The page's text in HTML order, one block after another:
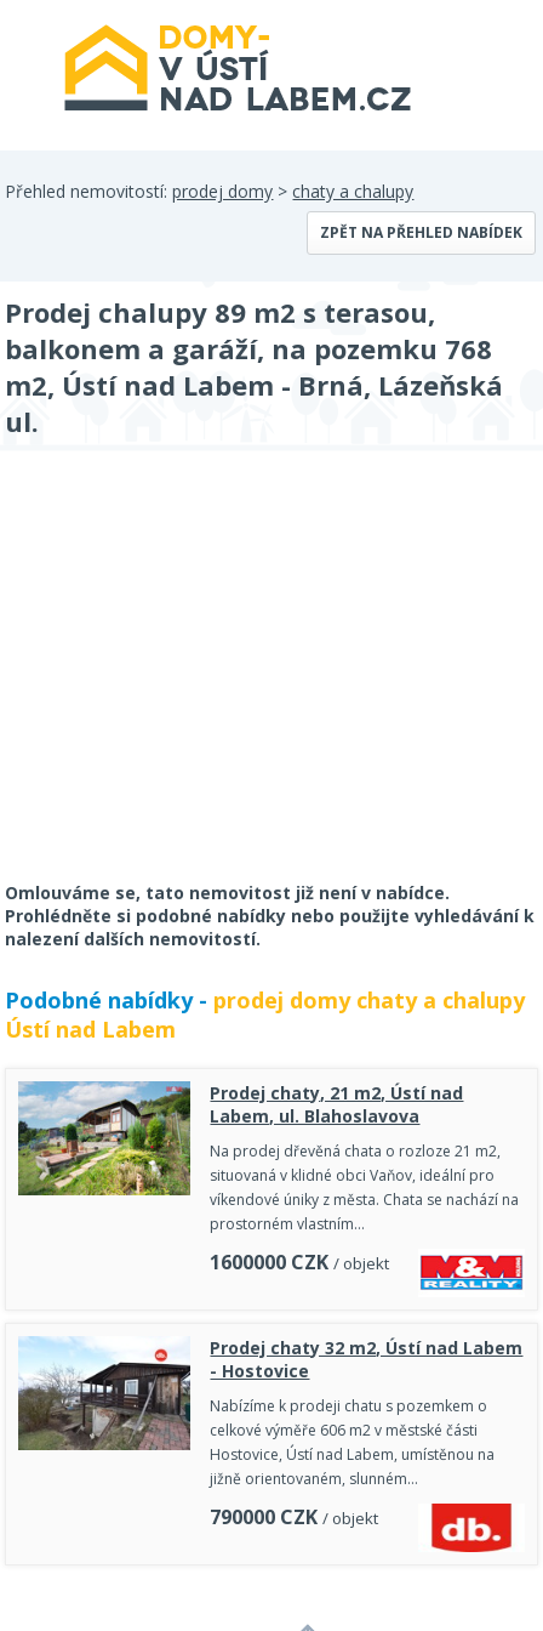
Přehled nemovitostí:prodej domy >chaty a chalupy
ZPĚT NA PŘEHLED NABÍDEK
Prodej chalupy 89 m2 s terasou,
balkonem a garáží, na pozemku 768
m2, Ústí nad Labem - Brná, Lázeňská
ul.
Omlouváme se, tato nemovitost již není v nabídce.
Prohlédněte si podobné nabídky nebo použijte vyhledávání k
nalezení dalších nemovitostí.
Podobné nabídky - prodej domy chaty a chalupy
Ústí nad Labem
Prodej chaty, 21 m2, Ústí nad
Labem, ul. Blahoslavova
Na prodej dřevěná chata o rozloze 21 m2,
situovaná v klidné obci Vaňov, ideální pro
víkendové úniky z města. Chata se nachází na
prostorném vlastním…
1600000 CZK / objekt
Prodej chaty 32 m2, Ústí nad Labem
- Hostovice
Nabízíme k prodeji chatu s pozemkem o
celkové výměře 606 m2 v městské části
Hostovice, Ústí nad Labem, umístěnou na
jižně orientovaném, slunném…
790000 CZK / objekt